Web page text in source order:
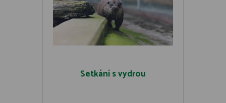
Setkání s vydrou